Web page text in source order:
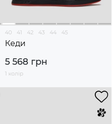
40 41 42 43 44 45
Кеди
5 568 грн
1 колір